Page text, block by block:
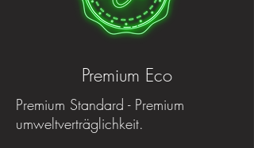
Premium Eco
Premium Standard - Premium
umweltverträglichkeit.